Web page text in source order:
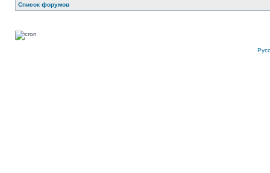
Список форумов